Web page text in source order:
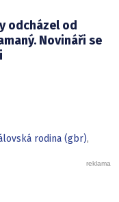
odcházel od
Novináři se
rodina (gbr),